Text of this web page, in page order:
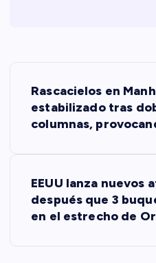
Rascacielos en
estabilizado tras
columnas,
EEUU lanza nuevos
después que 3
en el estrecho de